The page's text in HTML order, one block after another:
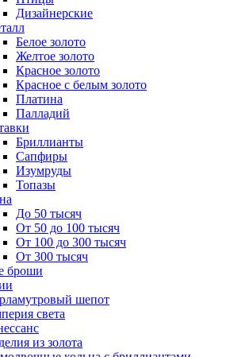
Дизайнерские
Белое золото
Желтое золото
Красное золото
Красное с белым золото
Платина
Палладий
Бриллианты
Сапфиры
Изумруды
Топазы
До 50 тысяч
От 50 до 100 тысяч
От 100 до 300 тысяч
От 300 тысяч
броши
шепот
света
из золота